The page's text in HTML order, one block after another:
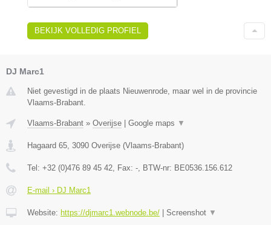
BEKIJK VOLLEDIG PROFIEL
DJ Marc1
Niet gevestigd in de plaats Nieuwenrode, maar wel in de provincie
Vlaams-Brabant.
Vlaams-Brabant » Overijse Google maps ▼
Hagaard 65 3090 Overijse (Vlaams-Brabant)
Tel: +32 (0)476 89 45 42 , Fax: - , BTW-nr: BE0536.156.612
E-mail › DJ Marc1
Website: https://djmarc1.webnode.be/ Screenshot ▼